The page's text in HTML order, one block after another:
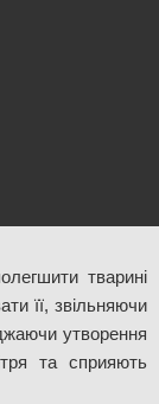
тварині
її, звільняючи
утворення
та сприяють